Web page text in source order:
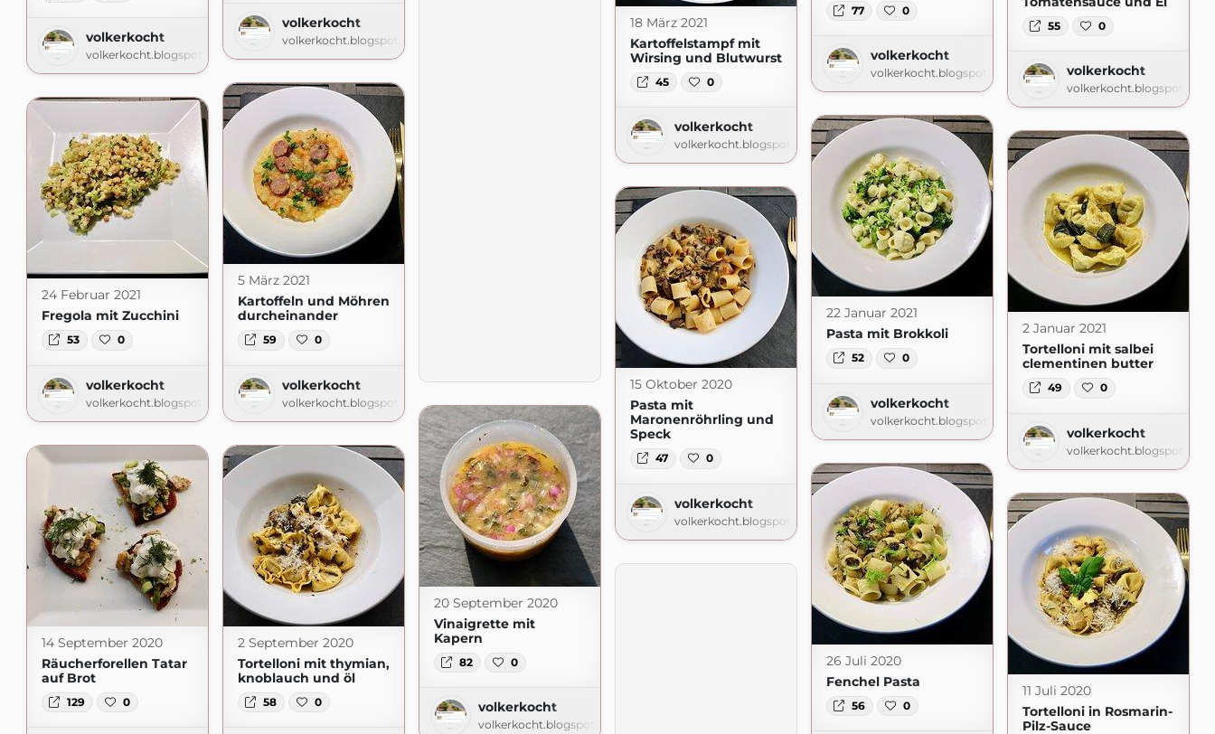
volkerkocht
volkerkocht.blogspot.com
volkerkocht
volkerkocht.blogspot.com
77 0
volkerkocht
volkerkocht.blogspot.com
55 0
volkerkocht
volkerkocht.blogspot.com
18 März 2021
Kartoffelstampf mit
Wirsing und Blutwurst
45 0
volkerkocht
volkerkocht.blogspot.com
5 März 2021
Kartoffeln und Möhren
durcheinander
59 0
volkerkocht
volkerkocht.blogspot.com
24 Februar 2021
Fregola mit Zucchini
53 0
volkerkocht
volkerkocht.blogspot.com
22 Januar 2021
Pasta mit Brokkoli
52 0
volkerkocht
volkerkocht.blogspot.com
2 Januar 2021
Tortelloni mit salbei
clementinen butter
49 0
volkerkocht
volkerkocht.blogspot.com
15 Oktober 2020
Pasta mit
Maronenröhrling und
Speck
47 0
volkerkocht
volkerkocht.blogspot.com
20 September 2020
Vinaigrette mit
Kapern
82 0
volkerkocht
volkerkocht.blogspot.com
14 September 2020
Räucherforellen Tatar
auf Brot
129 0
2 September 2020
Tortelloni mit thymian,
knoblauch und öl
58 0
26 Juli 2020
Fenchel Pasta
56 0
11 Juli 2020
Tortelloni in Rosmarin-
Pilz-Sauce